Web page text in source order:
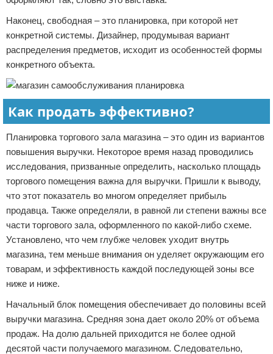
Наконец, свободная – это планировка, при которой нет
конкретной системы. Дизайнер, продумывая вариант
распределения предметов, исходит из особенностей формы
конкретного объекта.
Как продать эффективно?
Планировка торгового зала магазина – это один из вариантов
повышения выручки. Некоторое время назад проводились
исследования, призванные определить, насколько площадь
торгового помещения важна для выручки. Пришли к выводу,
что этот показатель во многом определяет прибыль
продавца. Также определяли, в равной ли степени важны все
части торгового зала, оформленного по какой-либо схеме.
Установлено, что чем глубже человек уходит внутрь
магазина, тем меньше внимания он уделяет окружающим его
товарам, и эффективность каждой последующей зоны все
ниже и ниже.
Начальный блок помещения обеспечивает до половины всей
выручки магазина. Средняя зона дает около 20% от объема
продаж. На долю дальней приходится не более одной
десятой части получаемого магазином. Следовательно,